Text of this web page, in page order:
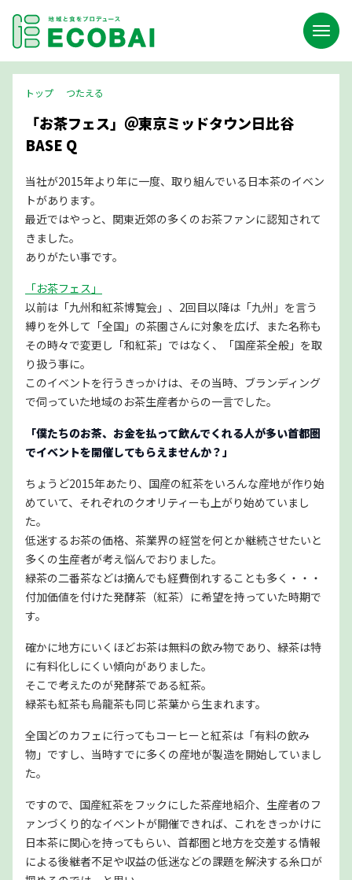
トップ つたえる
「お茶フェス」＠東京ミッドタウン日比谷
BASE Q
当社が2015年より年に一度、取り組んでいる日本茶のイベン
トがあります。
最近ではやっと、関東近郊の多くのお茶ファンに認知されて
きました。
ありがたい事です。
「お茶フェス」
以前は「九州和紅茶博覧会」、2回目以降は「九州」を言う
縛りを外して「全国」の茶園さんに対象を広げ、また名称も
その時々で変更し「和紅茶」ではなく、「国産茶全般」を取
り扱う事に。
このイベントを行うきっかけは、その当時、ブランディング
で伺っていた地域のお茶生産者からの一言でした。
「僕たちのお茶、お金を払って飲んでくれる人が多い首都圏
でイベントを開催してもらえませんか？」
ちょうど2015年あたり、国産の紅茶をいろんな産地が作り始
めていて、それぞれのクオリティーも上がり始めていまし
た。
低迷するお茶の価格、茶業界の経営を何とか継続させたいと
多くの生産者が考え悩んでおりました。
緑茶の二番茶などは摘んでも経費倒れすることも多く・・・
付加価値を付けた発酵茶（紅茶）に希望を持っていた時期で
す。
確かに地方にいくほどお茶は無料の飲み物であり、緑茶は特
に有料化しにくい傾向がありました。
そこで考えたのが発酵茶である紅茶。
緑茶も紅茶も烏龍茶も同じ茶葉から生まれます。
全国どのカフェに行ってもコーヒーと紅茶は「有料の飲み
物」ですし、当時すでに多くの産地が製造を開始していまし
た。
ですので、国産紅茶をフックにした茶産地紹介、生産者のフ
ァンづくり的なイベントが開催できれば、これをきっかけに
日本茶に関心を持ってもらい、首都圏と地方を交差する情報
による後継者不足や収益の低迷などの課題を解決する糸口が